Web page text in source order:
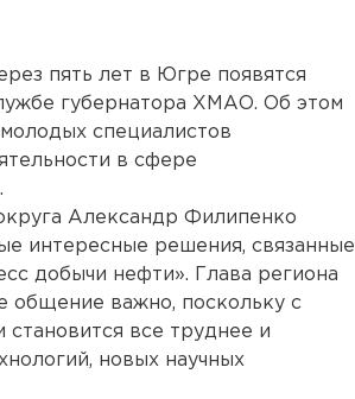
пять лет в Югре появятся
губернатора ХМАО. Об этом
специалистов
в сфере
Александр Филипенко
интересные решения, связанные
добычи нефти». Глава региона
общение важно, поскольку с
все труднее и
новых научных